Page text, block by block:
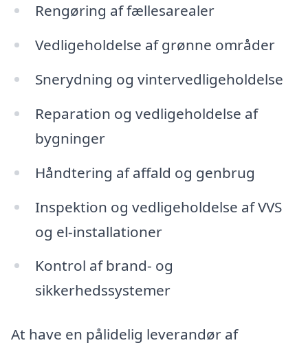
Rengøring af fællesarealer
Vedligeholdelse af grønne områder
Snerydning og vintervedligeholdelse
Reparation og vedligeholdelse af
bygninger
Håndtering af affald og genbrug
Inspektion og vedligeholdelse af VVS
og el-installationer
Kontrol af brand- og
sikkerhedssystemer
At have en pålidelig leverandør af